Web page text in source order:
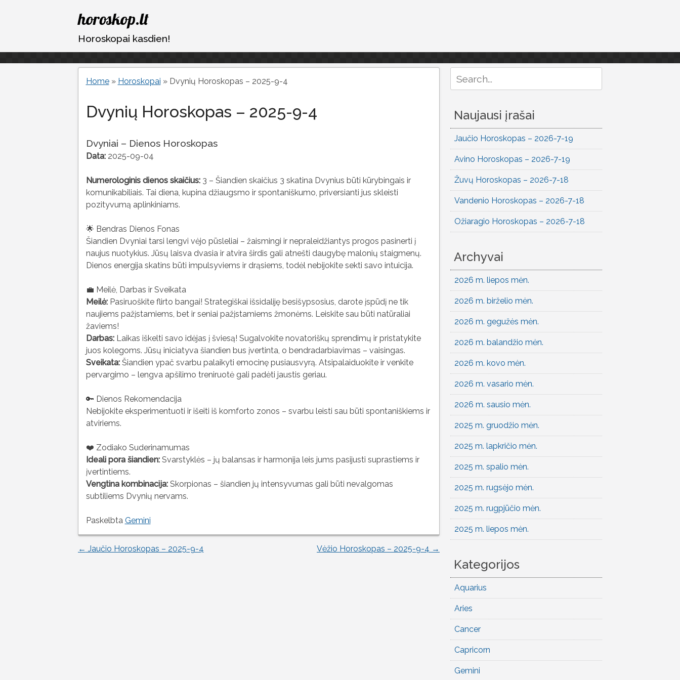
Eiti
prie
turinio
horoskop.lt
Horoskopai kasdien!
Home» Horoskopai » Dvynių Horoskopas – 2025-9-4
Dvynių Horoskopas – 2025-9-4
Dvyniai – Dienos Horoskopas
Data:2025-09-04
Numerologinis dienos skaičius:3 – Šiandien skaičius 3 skatina Dvynius būti kūrybingais ir
komunikabiliais. Tai diena, kupina džiaugsmo ir spontaniškumo, priversianti jus skleisti
pozityvumą aplinkiniams.
🌟 Bendras Dienos Fonas
Šiandien Dvyniai tarsi lengvi vėjo pūsleliai – žaismingi ir nepraleidžiantys progos pasinerti į
naujus nuotykius. Jūsų laisva dvasia ir atvira širdis gali atnešti daugybę malonių staigmenų.
Dienos energija skatins būti impulsyviems ir drąsiems, todėl nebijokite sekti savo intuicija.
💼 Meilė, Darbas ir Sveikata
Meilė:Pasiruoškite flirto bangai! Strategiškai išsidaliję besišypsosius, darote įspūdį ne tik
naujiems pažįstamiems, bet ir seniai pažįstamiems žmonėms. Leiskite sau būti natūraliai
žaviems!
Darbas:Laikas iškelti savo idėjas į šviesą! Sugalvokite novatoriškų sprendimų ir pristatykite
juos kolegoms. Jūsų iniciatyva šiandien bus įvertinta, o bendradarbiavimas – vaisingas.
Sveikata:Šiandien ypač svarbu palaikyti emocinę pusiausvyrą. Atsipalaiduokite ir venkite
pervargimo – lengva apšilimo treniruotė gali padėti jaustis geriau.
🔑 Dienos Rekomendacija
Nebijokite eksperimentuoti ir išeiti iš komforto zonos – svarbu leisti sau būti spontaniškiems ir
atviriems.
❤️ Zodiako Suderinamumas
Ideali pora šiandien:Svarstyklės – jų balansas ir harmonija leis jums pasijusti suprastiems ir
įvertintiems.
Vengtina kombinacija:Skorpionas – šiandien jų intensyvumas gali būti nevalgomas
subtiliems Dvynių nervams.
Paskelbta Gemini
Įrašo
← Jaučio Horoskopas – 2025-9-4 Vėžio Horoskopas – 2025-9-4 →
for:
Naujausi įrašai
Jaučio Horoskopas – 2026-7-19
Avino Horoskopas – 2026-7-19
Žuvų Horoskopas – 2026-7-18
Vandenio Horoskopas – 2026-7-18
Ožiaragio Horoskopas – 2026-7-18
Archyvai
2026 m. liepos mėn.
2026 m. birželio mėn.
2026 m. gegužės mėn.
2026 m. balandžio mėn.
2026 m. kovo mėn.
2026 m. vasario mėn.
2026 m. sausio mėn.
2025 m. gruodžio mėn.
2025 m. lapkričio mėn.
2025 m. spalio mėn.
2025 m. rugsėjo mėn.
2025 m. rugpjūčio mėn.
2025 m. liepos mėn.
Kategorijos
Aquarius
Aries
Cancer
Capricorn
Gemini